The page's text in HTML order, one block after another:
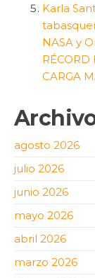
Karla
NASA y
CARGA
agosto 2026
julio 2026
junio 2026
mayo 2026
abril 2026
marzo 2026